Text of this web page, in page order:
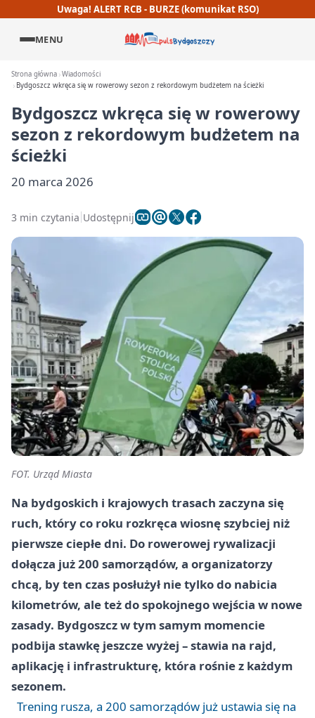
Uwaga! ALERT RCB - BURZE (komunikat RSO)
MENU
Strona główna Wiadomości
Bydgoszcz wkręca się w rowerowy sezon z rekordowym budżetem na ścieżki
Bydgoszcz wkręca się w rowerowy
sezon z rekordowym budżetem na
ścieżki
20 marca 2026
3 min czytania Udostępnij
FOT. Urząd Miasta
Na bydgoskich i krajowych trasach zaczyna się
ruch, który co roku rozkręca wiosnę szybciej niż
pierwsze ciepłe dni. Do rowerowej rywalizacji
dołącza już 200 samorządów, a organizatorzy
chcą, by ten czas posłużył nie tylko do nabicia
kilometrów, ale też do spokojnego wejścia w nowe
zasady. Bydgoszcz w tym samym momencie
podbija stawkę jeszcze wyżej – stawia na rajd,
aplikację i infrastrukturę, która rośnie z każdym
sezonem.
Trening rusza, a 200 samorządów już ustawia się na